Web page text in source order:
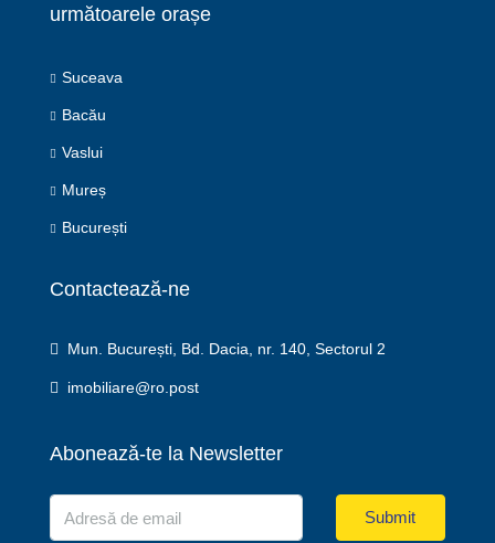
următoarele orașe
Suceava
Bacău
Vaslui
Mureș
București
Contactează-ne
Mun. București, Bd. Dacia, nr. 140, Sectorul 2
imobiliare@ro.post
Abonează-te la Newsletter
Submit